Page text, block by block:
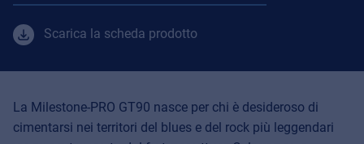
Scarica la scheda prodotto
La Milestone-PRO GT90 nasce per chi è desideroso di
cimentarsi nei territori del blues e del rock più leggendari